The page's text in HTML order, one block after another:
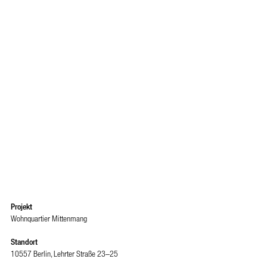
Projekt
Wohnquartier Mittenmang
Standort
10557 Berlin, Lehrter Straße 23–25